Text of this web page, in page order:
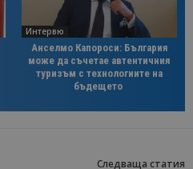
Интервю
Анселмо Капороси: България
може да съчетае автентичния
туризъм с технологиите на
бъдещето
Следваща статия